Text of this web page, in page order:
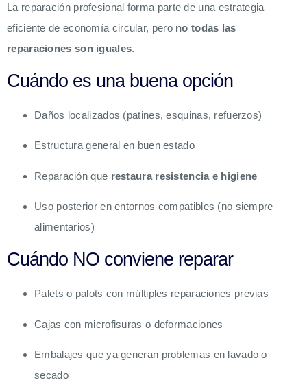
La reparación profesional forma parte de una estrategia
eficiente de economía circular, pero no todas las
reparaciones son iguales.
Cuándo es una buena opción
Daños localizados (patines, esquinas, refuerzos)
Estructura general en buen estado
Reparación que restaura resistencia e higiene
Uso posterior en entornos compatibles (no siempre
alimentarios)
Cuándo NO conviene reparar
Palets o palots con múltiples reparaciones previas
Cajas con microfisuras o deformaciones
Embalajes que ya generan problemas en lavado o
secado